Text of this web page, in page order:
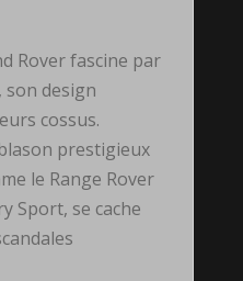
Rover fascine par
design
cossus.
prestigieux
le Range Rover
Sport, se cache